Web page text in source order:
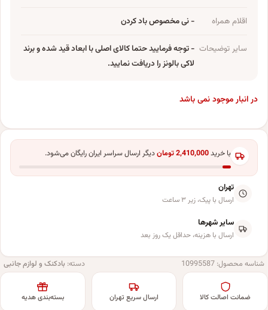
اقلام همراه - نی مخصوص باد کردن
سایر توضیحات - توجه فرمایید حتما کالای اصلی با ابعاد قید شده و برند
لاکی بالونز را دریافت نمایید.
در انبار موجود نمی باشد
با خرید2,410,000توماندیگر ارسال سراسر ایران رایگان می‌شود.
تهران
ارسال با پیک، زیر ۳ ساعت
سایر شهرها
ارسال با هزینه، حداقل یک روز بعد
شناسه محصول: 10995587 دسته: بادکنک و لوازم جانبی
ضمانت اصالت کالا ارسال سریع تهران بسته‌بندی هدیه